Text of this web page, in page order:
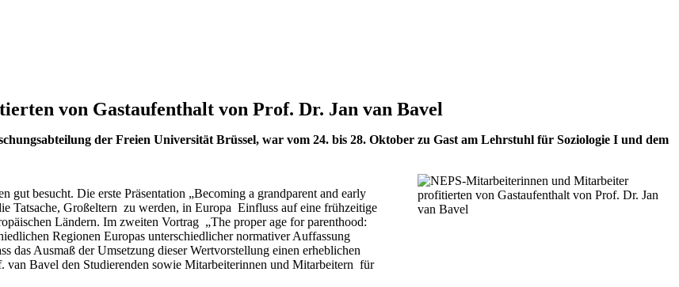
von Gastaufenthalt von Prof. Dr. Jan van Bavel
der Freien Universität Brüssel, war vom 24. bis 28. Oktober zu Gast am Lehrstuhl für Soziologie I und dem
gut besucht. Die erste Präsentation „Becoming a grandparent and early
Tatsache, Großeltern zu werden, in Europa Einfluss auf eine frühzeitige
Ländern. Im zweiten Vortrag „The proper age for parenthood:
Regionen Europas unterschiedlicher normativer Auffassung
das Ausmaß der Umsetzung dieser Wertvorstellung einen erheblichen
van Bavel den Studierenden sowie Mitarbeiterinnen und Mitarbeitern für